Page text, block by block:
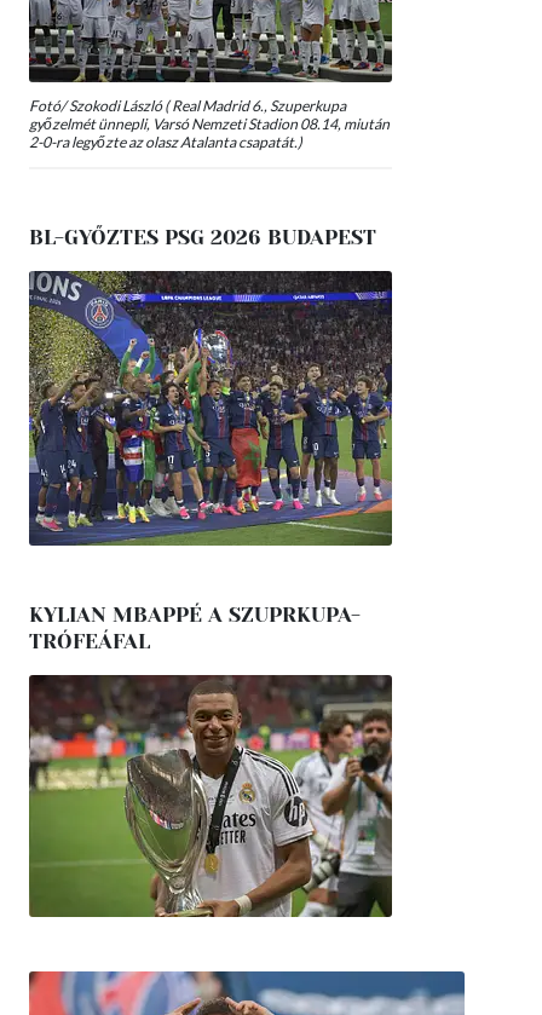
Fotó/ Szokodi László ( Real Madrid 6., Szuperkupa
győzelmét ünnepli, Varsó Nemzeti Stadion 08.14, miután
2-0-ra legyőzte az olasz Atalanta csapatát.)
BL-GYŐZTES PSG 2026 BUDAPEST
KYLIAN MBAPPÉ A SZUPRKUPA-
TRÓFEÁFAL